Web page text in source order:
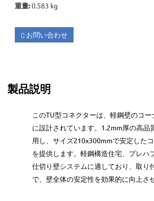
重量:0.583 kg
お問い合わせ
製品説明
このTU型コネクターは、軽鋼壁のコー
に設計されています。1.2mm厚の高品
用し、サイズ210x300mmで安定した
を提供します。軽鋼構造住宅、プレハ
仕切り壁システムに適しており、取り
で、壁全体の安定性を効果的に向上さ